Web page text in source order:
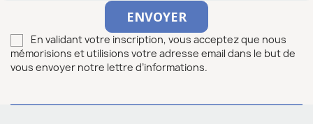
En validant votre inscription, vous acceptez que nous
mémorisions et utilisions votre adresse email dans le but de
vous envoyer notre lettre d’informations.